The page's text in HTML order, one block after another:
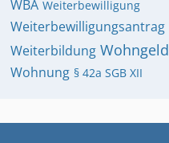
WBA Weiterbewilligung
Weiterbewilligungsantrag
Weiterbildung Wohngeld
Wohnung § 42a SGB XII